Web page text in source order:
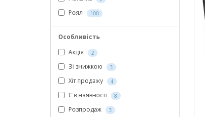
Роял 100
Особливість
Акція
2
Зі знижкою 3
Хіт продажу 4
Є в наявності 8
Розпродаж 3